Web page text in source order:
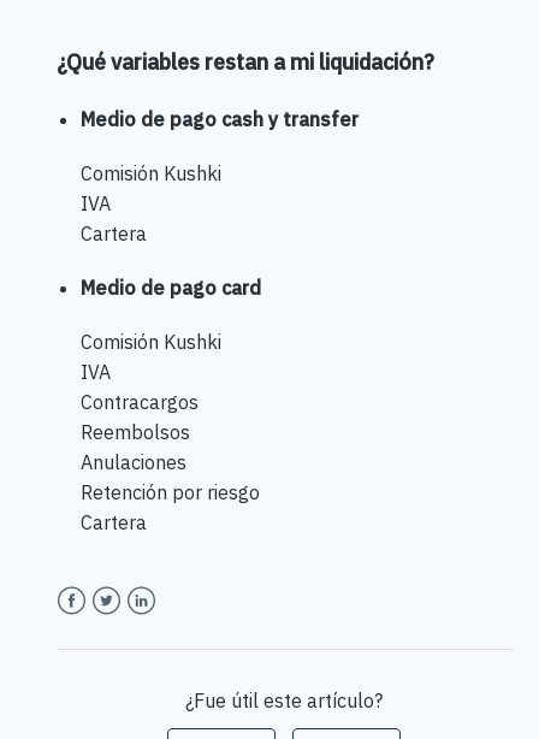
¿Qué variables restan a mi liquidación?
Medio de pago cash y transfer
Comisión Kushki
IVA
Cartera
Medio de pago card
Comisión Kushki
IVA
Contracargos
Reembolsos
Anulaciones
Retención por riesgo
Cartera
¿Fue útil este artículo?